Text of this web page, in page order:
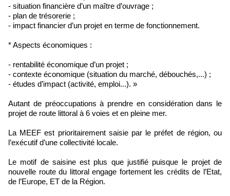
- situation financière d’un maître d’ouvrage ;
- plan de trésorerie ;
- impact financier d’un projet en terme de fonctionnement.
* Aspects économiques :
- rentabilité économique d’un projet ;
- contexte économique (situation du marché, débouchés,...) ;
- études d’impact (activité, emploi...). »
Autant de préoccupations à prendre en considération dans le
projet de route littoral à 6 voies et en pleine mer.
La MEEF est prioritairement saisie par le préfet de région, ou
l’exécutif d’une collectivité locale.
Le motif de saisine est plus que justifié puisque le projet de
nouvelle route du littoral engage fortement les crédits de l’Etat,
de l’Europe, ET de la Région.